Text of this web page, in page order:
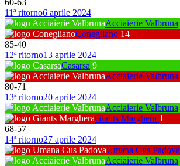
11ª ritorno6 aprile 2024
Acciaierie Valbruna
Conegliano 14
85-40
12ª ritorno13 aprile 2024
Casarsa 9
Acciaierie Valbruna
80-71
13ª ritorno20 aprile 2024
Acciaierie Valbruna
Giants Marghera 1
68-57
14ª ritorno27 aprile 2024
Umana Cus Padova
Acciaierie Valbruna